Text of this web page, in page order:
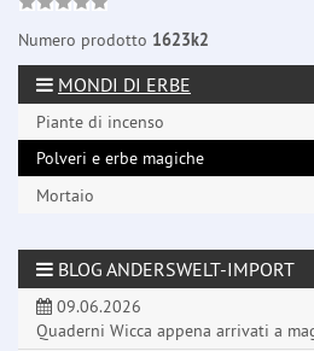
Numero prodotto 1623k2
MONDI DI ERBE
Piante di incenso
Polveri e erbe magiche
Mortaio
BLOG ANDERSWELT-IMPORT
09.06.2026
Quaderni Wicca appena arrivati a